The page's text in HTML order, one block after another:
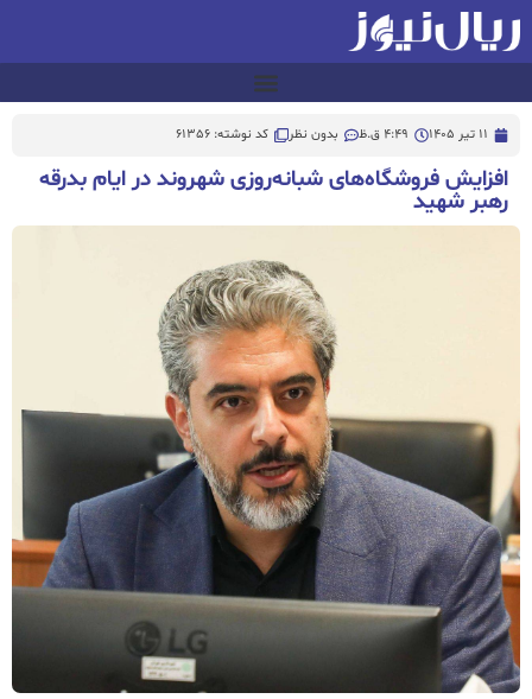
11 تیر 1405 4:49 ق.ظ بدون نظر کد نوشته: 61356
افزایش فروشگاه‌های شبانه‌روزی شهروند در ایام بدرقه
رهبر شهید